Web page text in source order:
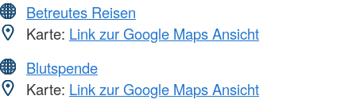
Betreutes Reisen
Karte: Link zur Google Maps Ansicht
Blutspende
Karte: Link zur Google Maps Ansicht